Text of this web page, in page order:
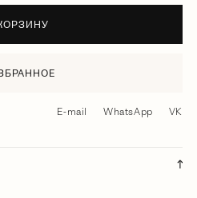
E-mail WhatsApp VK